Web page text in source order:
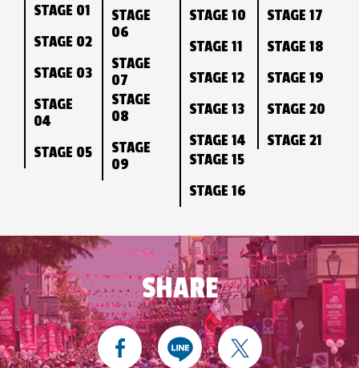
STAGE 01
STAGE 02
STAGE 03
STAGE
04
STAGE 05
STAGE
06
STAGE
07
STAGE
08
STAGE
09
STAGE 10
STAGE 11
STAGE 12
STAGE 13
STAGE 14
STAGE 15
STAGE 16
STAGE 17
STAGE 18
STAGE 19
STAGE 20
STAGE 21
SHARE